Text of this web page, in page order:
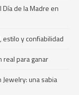
de la Madre en
estilo y confiabilidad
real para ganar
una sabia